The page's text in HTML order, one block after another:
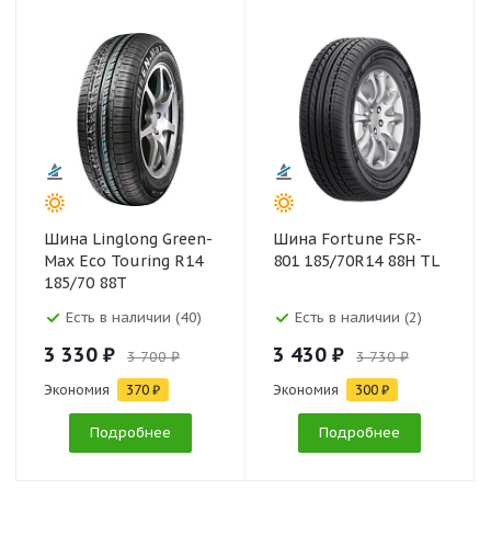
Шина Linglong Green-
Max Eco Touring R14
185/70 88T
Есть в наличии (40)
3 330 ₽ 3 700 ₽
Экономия 370 ₽
Подробнее
Шина Fortune FSR-
801 185/70R14 88H TL
Есть в наличии (2)
3 430 ₽ 3 730 ₽
Экономия 300 ₽
Подробнее